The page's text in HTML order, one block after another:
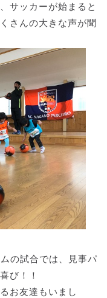
サッカーが始まると
さんの大きな声が聞
の試合では、見事パ
び！！
お友達もいまし